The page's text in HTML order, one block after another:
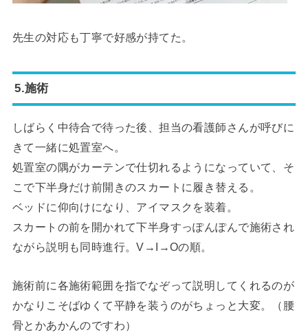
先生の対応も丁寧で好感が持てた。
5.施術
しばらく中待合で待った後、担当の看護師さんが呼びに
きて一緒に処置室へ。
処置室の隅がカーテンで仕切れるようになっていて、そ
こで下半身だけ前開きのスカートに履き替える。
ベッドに仰向けになり、アイマスクを装着。
スカートの前を開かれて下半身すっぽんぽんで施術され
ながら説明も同時進行。V→I→Oの順。
施術前に各施術範囲を指でなぞって説明してくれるのが
かなりこそばゆくて平静を装うのがちょっと大変。（腰
骨とかあかんのですわ）